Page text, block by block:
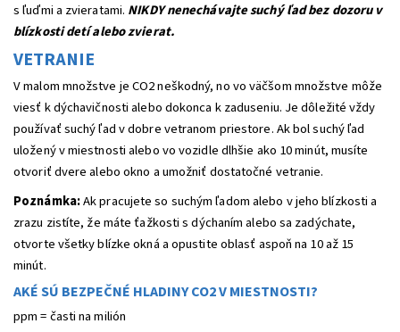
s ľuďmi a zvieratami. NIKDY nenechávajte suchý ľad bez dozoru v
blízkosti detí alebo zvierat.
VETRANIE
V malom množstve je CO2 neškodný, no vo väčšom množstve môže
viesť k dýchavičnosti alebo dokonca k zaduseniu. Je dôležité vždy
používať suchý ľad v dobre vetranom priestore. Ak bol suchý ľad
uložený v miestnosti alebo vo vozidle dlhšie ako 10 minút, musíte
otvoriť dvere alebo okno a umožniť dostatočné vetranie.
Poznámka:Ak pracujete so suchým ľadom alebo v jeho blízkosti a
zrazu zistíte, že máte ťažkosti s dýchaním alebo sa zadýchate,
otvorte všetky blízke okná a opustite oblasť aspoň na 10 až 15
minút.
AKÉ SÚ BEZPEČNÉ HLADINY CO2 V MIESTNOSTI?
ppm = časti na milión